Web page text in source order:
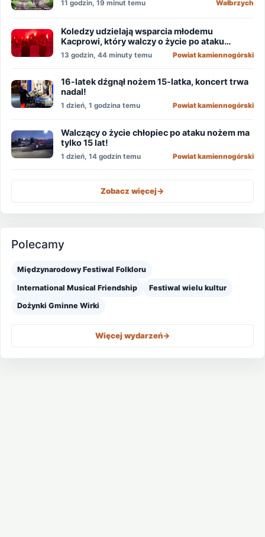
11 godzin, 19 minut temu Wałbrzych
Koledzy udzielają wsparcia młodemu
Kacprowi, który walczy o życie po ataku
nożownika!
13 godzin, 44 minuty temu Powiat kamiennogórski
16-latek dźgnął nożem 15-latka, koncert trwa
nadal!
1 dzień, 1 godzina temu Powiat kamiennogórski
Walczący o życie chłopiec po ataku nożem ma
tylko 15 lat!
1 dzień, 14 godzin temu Powiat kamiennogórski
Zobacz więcej->
Polecamy
Międzynarodowy Festiwal Folkloru
International Musical Friendship Festiwal wielu kultur
Dożynki Gminne Wirki
Więcej wydarzeń->